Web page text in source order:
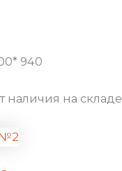
940
наличия на складе